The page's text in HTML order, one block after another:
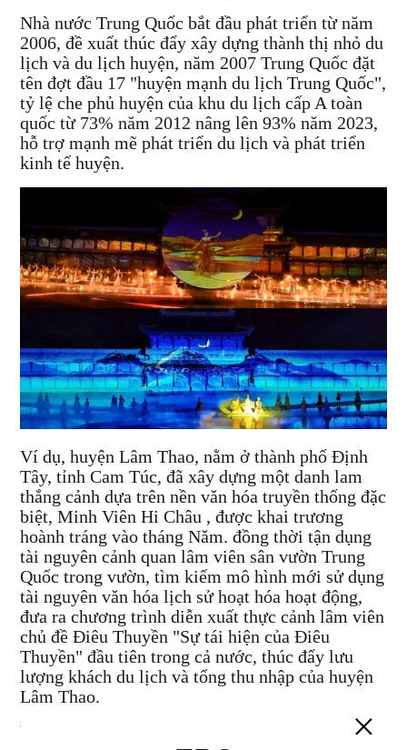
Nhà nước Trung Quốc bắt đầu phát triển từ năm
2006, đề xuất thúc đẩy xây dựng thành thị nhỏ du
lịch và du lịch huyện, năm 2007 Trung Quốc đặt
tên đợt đầu 17 "huyện mạnh du lịch Trung Quốc",
tỷ lệ che phủ huyện của khu du lịch cấp A toàn
quốc từ 73% năm 2012 nâng lên 93% năm 2023,
hỗ trợ mạnh mẽ phát triển du lịch và phát triển
kinh tế huyện.
Ví dụ, huyện Lâm Thao, nằm ở thành phố Định
Tây, tỉnh Cam Túc, đã xây dựng một danh lam
thắng cảnh dựa trên nền văn hóa truyền thống đặc
biệt, Minh Viên Hi Châu , được khai trương
hoành tráng vào tháng Năm. đồng thời tận dụng
tài nguyên cảnh quan lâm viên sân vườn Trung
Quốc trong vườn, tìm kiếm mô hình mới sử dụng
tài nguyên văn hóa lịch sử hoạt hóa hoạt động,
đưa ra chương trình diễn xuất thực cảnh lâm viên
chủ đề Điêu Thuyền "Sự tái hiện của Điêu
Thuyền" đầu tiên trong cả nước, thúc đẩy lưu
lượng khách du lịch và tổng thu nhập của huyện
Lâm Thao.
Thứ ba, từ góc độ sâu hơn, logic cơ bản đằng sau